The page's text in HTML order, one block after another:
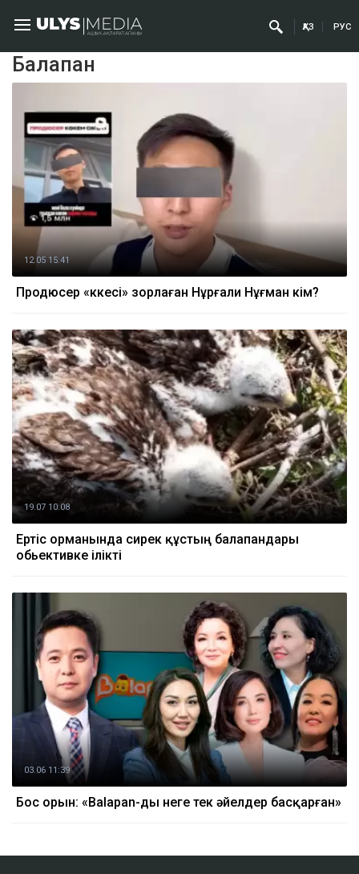
ҚАЗ РУС
Балапан
12.05 15:41
Продюсер «көкесі» зорлаған Нұрғали Нұғман кім?
19.07 10:08
Ертіс орманында сирек құстың балапандары
обьективке ілікті
03.06 11:39
Бос орын: «Balapan-ды неге тек әйелдер басқарған»